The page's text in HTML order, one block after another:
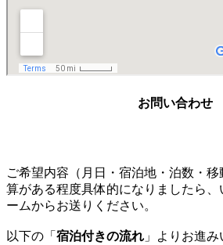
お問い合わせ
ご希望内容（月日・宿泊地・泊数・
算がある程度具体的になりましたら
ームからお送りください。
以下の 「 宿泊付きの流れ 」 よりお進み